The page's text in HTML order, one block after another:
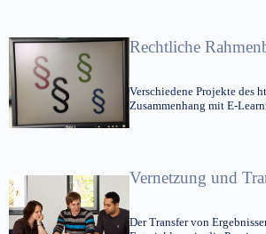
Rechtliche
Verschiedene Projekte des
Zusammenhang mit E-
Vernetzung und
Der Transfer von